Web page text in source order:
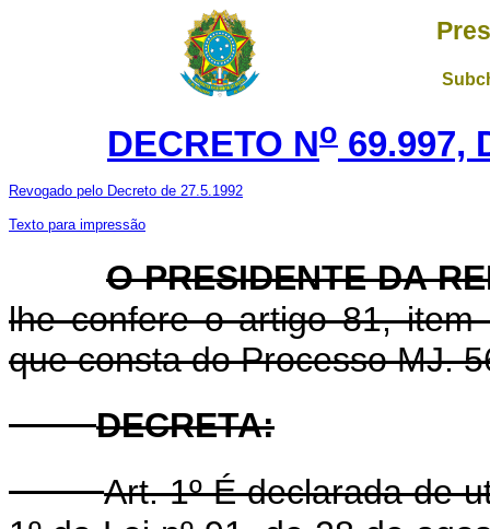
DECRETO No 69.997,
Revogado pelo Decreto de 27.5.1992
Texto para impressão
O PRESIDENTE DA
lhe confere o artigo 81,
que consta do Processo MJ.
DECRETA:
Art. 1º É declarada de